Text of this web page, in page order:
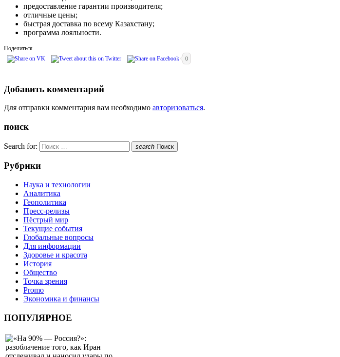
предоставление гарантии производителя;
отличные цены;
быстрая доставка по всему Казахстану;
программа лояльности.
Поделиться...
0
Добавить комментарий
Для отправки комментария вам необходимо авторизоваться.
поиск
Search for: search Поиск
Рубрики
Наука и технологии
Аналитика
Геополитика
Пресс-релизы
Пёстрый мир
Текущие события
Глобальные вопросы
Для информации
Здоровье и красота
История
Общество
Точка зрения
Promo
Экономика и финансы
ПОПУЛЯРНОЕ